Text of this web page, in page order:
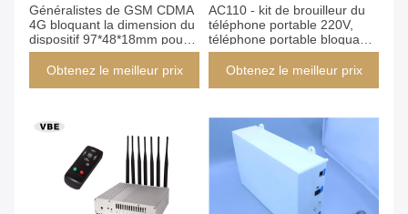
Généralistes de GSM CDMA
4G bloquant la dimension du
dispositif 97*48*18mm pour
des salles de négociation
Obtenez le meilleur prix
AC110 - kit de brouilleur du
téléphone portable 220V,
téléphone portable bloquant
l'antenne d'élément de
dispositif
Obtenez le meilleur prix